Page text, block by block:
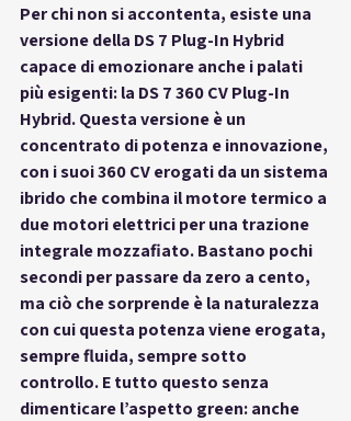
Per chi non si accontenta, esiste una
versione della DS 7 Plug-In Hybrid
capace di emozionare anche i palati
più esigenti: la DS 7 360 CV Plug-In
Hybrid. Questa versione è un
concentrato di potenza e innovazione,
con i suoi 360 CV erogati da un sistema
ibrido che combina il motore termico a
due motori elettrici per una trazione
integrale mozzafiato. Bastano pochi
secondi per passare da zero a cento,
ma ciò che sorprende è la naturalezza
con cui questa potenza viene erogata,
sempre fluida, sempre sotto
controllo. E tutto questo senza
dimenticare l’aspetto green: anche